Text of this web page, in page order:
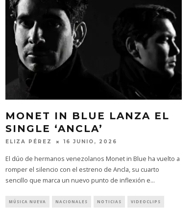
MONET IN BLUE LANZA EL
SINGLE ‘ANCLA’
ELIZA PÉREZ 16 JUNIO, 2026
El dúo de hermanos venezolanos Monet in Blue ha vuelto a
romper el silencio con el estreno de Ancla, su cuarto
sencillo que marca un nuevo punto de inflexión e...
MÚSICA NUEVA NACIONALES NOTICIAS VIDEOCLIPS